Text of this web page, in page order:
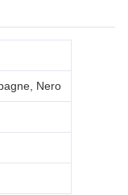
Nero